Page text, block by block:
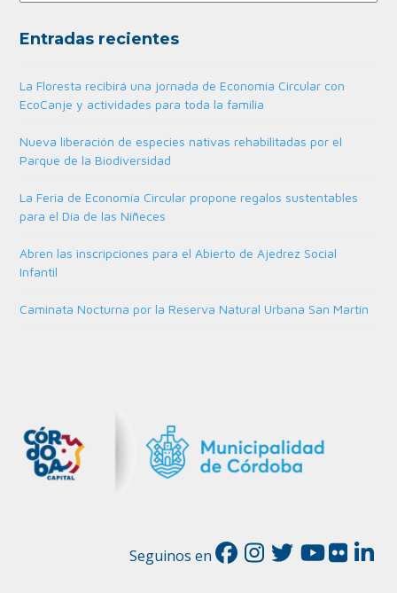
Entradas recientes
La Floresta recibirá una jornada de Economía Circular con
EcoCanje y actividades para toda la familia
Nueva liberación de especies nativas rehabilitadas por el
Parque de la Biodiversidad
La Feria de Economía Circular propone regalos sustentables
para el Día de las Niñeces
Abren las inscripciones para el Abierto de Ajedrez Social
Infantil
Caminata Nocturna por la Reserva Natural Urbana San Martín
Seguinos en